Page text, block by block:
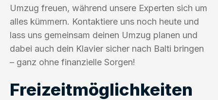
Umzug freuen, während unsere Experten sich um
alles kümmern. Kontaktiere uns noch heute und
lass uns gemeinsam deinen Umzug planen und
dabei auch dein Klavier sicher nach Balti bringen
– ganz ohne finanzielle Sorgen!
Freizeitmöglichkeiten